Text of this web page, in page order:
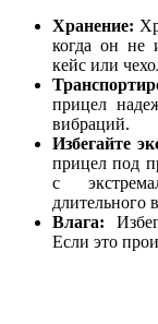
Хранение:
когда он не
кейс или
прицел
вибраций.
Избегайте
прицел под
с
длительного
Влага:
Если это